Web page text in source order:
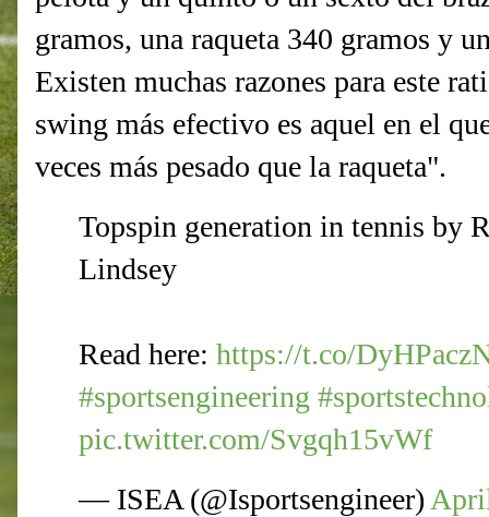
gramos, una raqueta 340 gramos y
Existen muchas razones para este
swing más efectivo es aquel en el
veces más pesado que la raqueta".
Topspin generation in tennis by
Lindsey
Read here: https://t.co/
#sportsengineering
pic.twitter.com/Svgqh15vWf
— ISEA (@Isportsengineer)